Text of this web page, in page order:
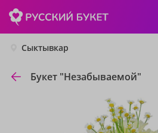
Сыктывкар
Букет "Незабываемой"